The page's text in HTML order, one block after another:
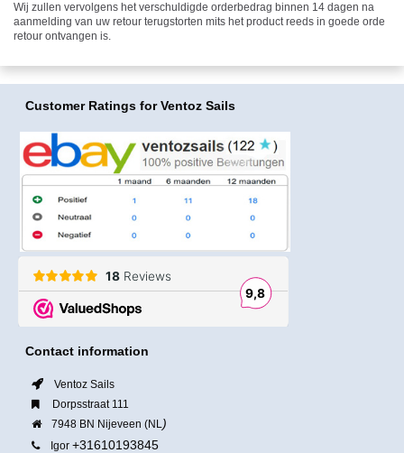
Wij zullen vervolgens het verschuldigde orderbedrag binnen 14 dagen na
aanmelding van uw retour terugstorten mits het product reeds in goede orde
retour ontvangen is.
Customer Ratings for Ventoz Sails
Contact information
Ventoz Sails
Dorpsstraat 111
7948 BN Nijeveen (NL )
Igor +31610193845